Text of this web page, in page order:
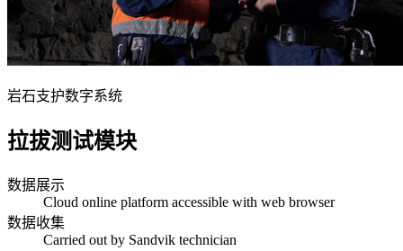
岩石支护数字系统
拉拔测试模块
数据展示
Cloud online platform accessible with web browser
数据收集
Carried out by Sandvik technician